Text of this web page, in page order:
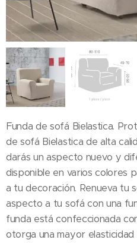
Funda de sofá Bielastica.
de sofá Bielastica de alta
darás un aspecto nuevo y
disponible en varios colores
a tu decoración. Renueva tu
aspecto a tu sofá con una
funda está confeccionada
otorga una mayor